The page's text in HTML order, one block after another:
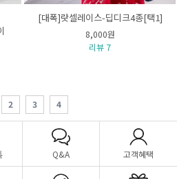
[대폭]랏셀레이스-딥디크4종[택1]
8,000원
리뷰 7
2 3 4
Q&A 고객혜택